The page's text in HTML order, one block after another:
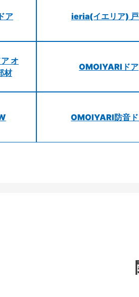
ア ieria(イエリア)
オ
材
OMOIYARIドア
OMOIYARI防音